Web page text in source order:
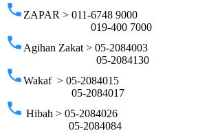
phone ZAPAR > 011-6748 9000
019-400 7000
phone Agihan Zakat > 05-2084003
05-2084130
phoneWakaf > 05-2084015
05-2084017
phone Hibah > 05-2084026
05-2084084